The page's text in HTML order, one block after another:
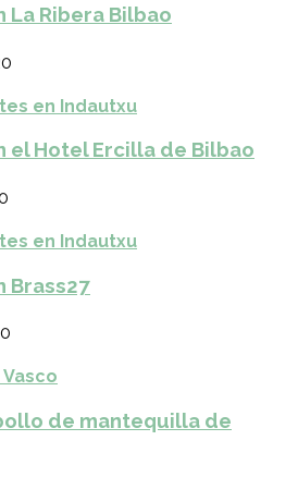
La Ribera Bilbao
en Indautxu
el Hotel Ercilla de Bilbao
en Indautxu
Brass27
Vasco
de mantequilla de